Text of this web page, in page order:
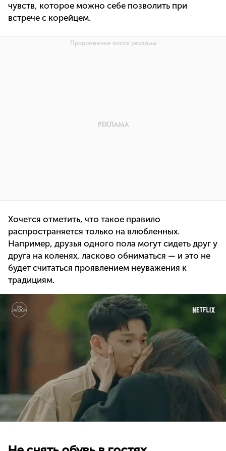
чувств, которое можно себе позволить при
встрече c корейцем.
Хочется отметить, что такое правило
распространяется только на влюбленных.
Например, друзья одного пола могут сидеть друг у
друга на коленях, ласково обниматься — и это не
будет считаться проявлением неуважения к
традициям.